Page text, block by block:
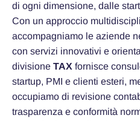
di ogni dimensione, dalle
Con un approccio
accompagniamo le aziende
con servizi innovativi e
divisione TAX fornisce
startup, PMI e clienti esteri,
occupiamo di revisione
trasparenza e conformità